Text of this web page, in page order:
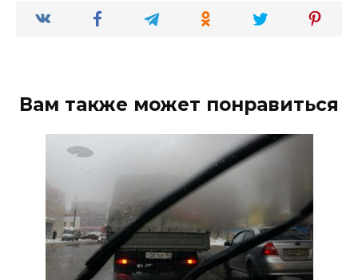
Вам также может понравиться